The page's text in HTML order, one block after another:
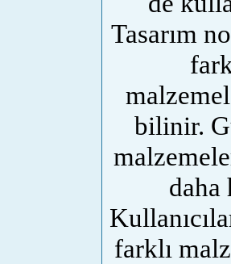
Tasarım
bilinir.
daha
farklı